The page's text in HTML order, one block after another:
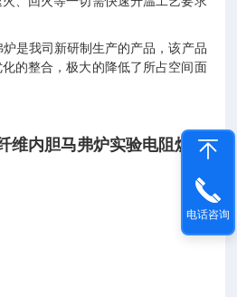
炉是我司新研制生产的产品，该产品
的整合，极大的降低了所占空间面
维内胆马弗炉实验电阻炉
电话咨询